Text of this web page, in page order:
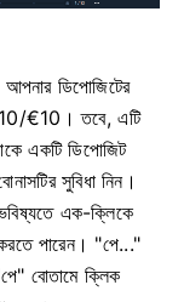
আপনার ডিপোজিটের
$10/€10। তবে, এটি
একটি ডিপোজিট
সুবিধা নিন।
এক-ক্লিকে
পারেন। "পে..."
বোতামে ক্লিক